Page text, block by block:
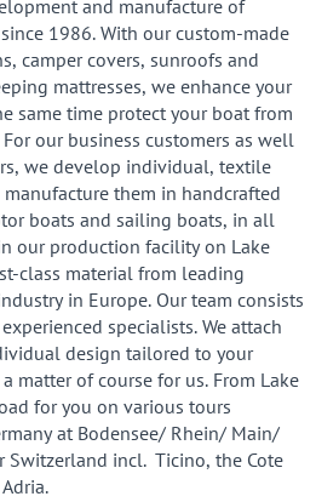
and manufacture of
1986. With our custom-made
camper covers, sunroofs and
mattresses, we enhance your
same time protect your boat from
our business customers as well
we develop individual, textile
them in handcrafted
boats and sailing boats, in all
our production facility on Lake
class material from leading
in Europe. Our team consists
specialists. We attach
design tailored to your
matter of course for us. From Lake
for you on various tours
at Bodensee/ Rhein/ Main/
Switzerland incl. Ticino, the Cote